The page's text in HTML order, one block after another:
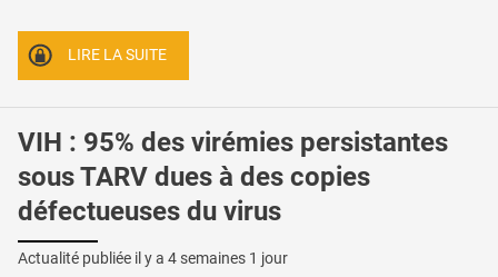
LIRE LA SUITE
VIH : 95% des virémies persistantes
sous TARV dues à des copies
défectueuses du virus
Actualité publiée il y a 4 semaines 1 jour